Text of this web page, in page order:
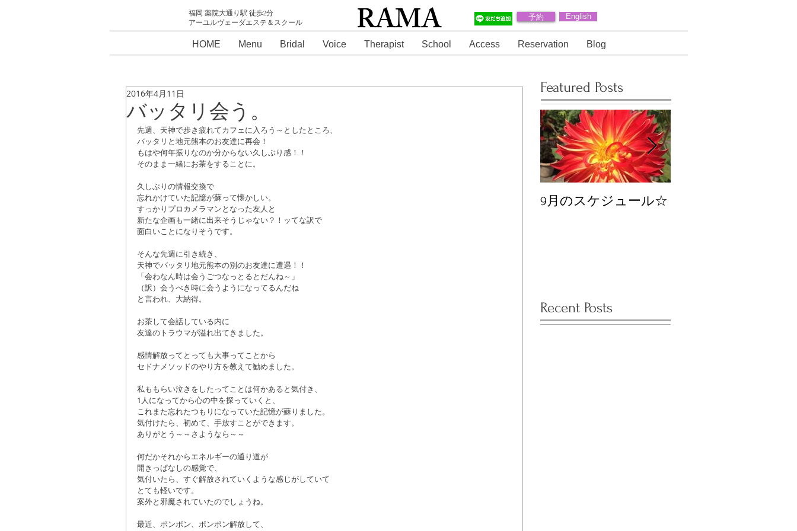
福岡 薬院大通り駅 徒歩2分
アーユルヴェーダエステ＆スクール
RAMA 予約 English
HOME Menu Bridal Voice Therapist School Access Reservation Blog
バッタリ会う。
2016年4月11日
先週、天神で歩き疲れてカフェに入ろう～としたところ、
バッタリと地元熊本のお友達に再会！
もはや何年振りなのか分からない久しぶり感！！
そのまま一緒にお茶をすることに。
久しぶりの情報交換で
忘れかけていた記憶が蘇って懐かしい。
すっかりプロカメラマンとなった友人と
新たな企画も一緒に出来そうじゃない？！ッてな訳で
面白いことになりそうです。
そんな先週に引き続き、
天神でバッタリ地元熊本の別のお友達に遭遇！！
「会わなん時は会うごつなっとるとだんね～」
（訳）会うべき時に会うようになってるんだね
と言われ、大納得。
お茶して会話している内に
友達のトラウマが溢れ出てきました。
感情解放ってとっても大事ってことから
セドナメソッドのやり方を教えて勧めました。
私ももらい泣きをしたってことは何かあると気付き、
1人になってから心の中を探っていくと、
これまた忘れたつもりになっていた記憶が蘇りました。
気付けたら、初めて、手放すことができます。
ありがとう～～さようなら～～
何だかそれからエネルギーの通り道が
開きっぱなしの感覚で、
気付いたら、すぐ解放されていくような感じがしていて
とても軽いです。
案外と邪魔されていたのでしょうね。
最近、ポンポン、ポンポン解放して、
Featured Posts
9月のスケジュール☆
Recent Posts